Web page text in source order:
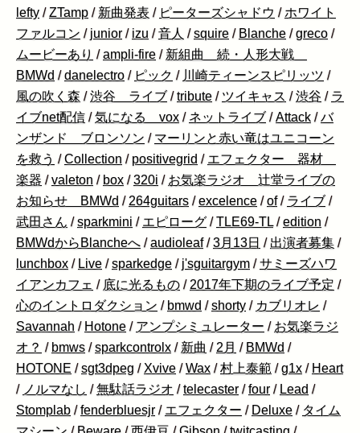
lefty /ZTamp / 新曲発表 / ピーターズシャドウ / ホワイト
ファルコン / junior / izu /音人 /squire / Blanche /greco /
ムービーあり /ampli-fire / 新組曲 続・人形大戦
BMWd /danelectro / ピック / 川崎ティーンスピリッツ /
風の吹く森 /渋谷 ライブ /tribute / ツイキャス /渋谷 / ラ
イブnet配信 /気になる vox / ネットライブ /Attack /バ
ンザンド ブロンソン / マーリンと赤い竜はユニコーン
を救う /Collection / positivegrid / エフェクター 器材
楽器 /valeton / box /320i / お気楽ラジオ 辻堂ライブの
お知らせ BMWd / 264guitars /excelence /of / ライブ /
武田さん /sparkmini / エピローグ /TLE69-TL /edition /
BMWdからBlancheへ /audioleaf /3月13日 / 出演者募集 /
lunchbox / Live /sparkedge / j'sguitargym /サミーズハワ
イアンカフェ / 底に光るもの / 2017年下期のライブ予定 /
心のイントロダクション / bmwd /shorty / カブリオレ /
Savannah / Hotone / アンプシミュレーター / お気楽ラジ
オ？ / bmws /sparkcontrolx / 新曲 / 2月 / BMWd /
HOTONE /sgt3dpeg / Xvive /Wax /村上泰範 /g1x / Heart
/ ノルマなし /無駄話ラジオ /telecaster /four / Lead /
Stomplab /fenderbluesjr / エフェクター / Deluxe / タイム